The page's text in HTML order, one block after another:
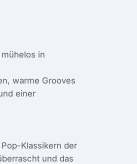
in
warme Grooves
einer
Klassikern der
und das